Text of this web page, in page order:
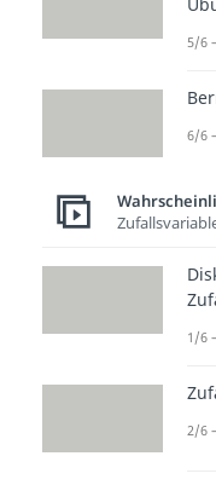
5/6
6/6
1/6
2/6